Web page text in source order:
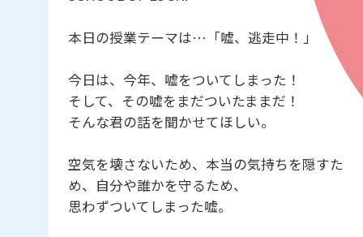
本日の授業テーマは…「嘘、逃走中！」
今日は、今年、嘘をついてしまった！
そして、その嘘をまだついたままだ！
そんな君の話を聞かせてほしい。
空気を壊さないため、本当の気持ちを隠すた
め、自分や誰かを守るため、
思わずついてしまった嘘。